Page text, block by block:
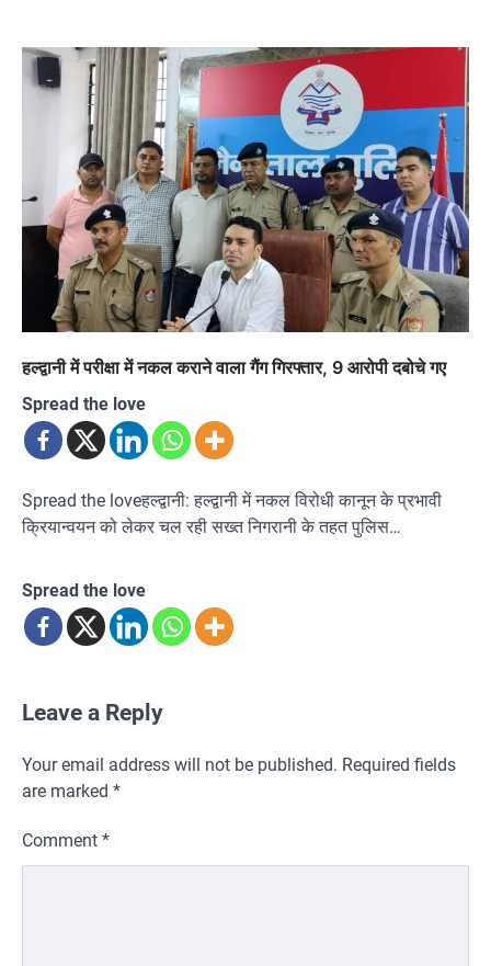
हल्द्वानी में परीक्षा में नकल कराने वाला गैंग गिरफ्तार, 9 आरोपी दबोचे गए
Spread the love
Spread the loveहल्द्वानी: हल्द्वानी में नकल विरोधी कानून के प्रभावी
क्रियान्वयन को लेकर चल रही सख्त निगरानी के तहत पुलिस…
Spread the love
Leave a Reply
Your email address will not be published. Required fields
are marked *
Comment *